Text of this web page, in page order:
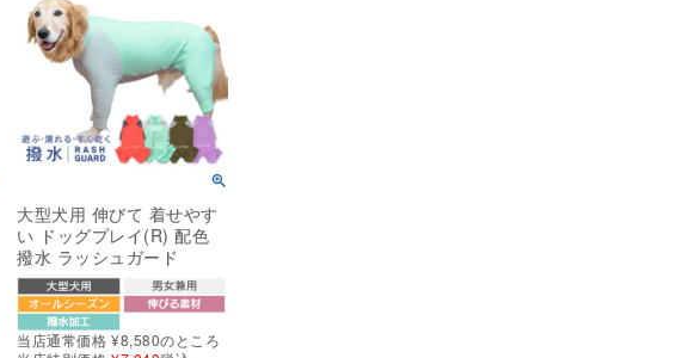
大型犬用 伸びて 着せやす
い ドッグプレイ(R) 配色
撥水 ラッシュガード
当店通常価格 ¥8,580のところ